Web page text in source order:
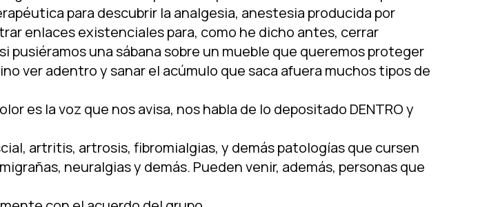
para descubrir la analgesia, anestesia producida por
enlaces existenciales para, como he dicho antes, cerrar
una sábana sobre un mueble que queremos proteger
ver adentro y sanar el acúmulo que saca afuera muchos tipos de
es la voz que nos avisa, nos habla de lo depositado DENTRO y
artritis, artrosis, fibromialgias, y demás patologías que cursen
neuralgias y demás. Pueden venir, además, personas que